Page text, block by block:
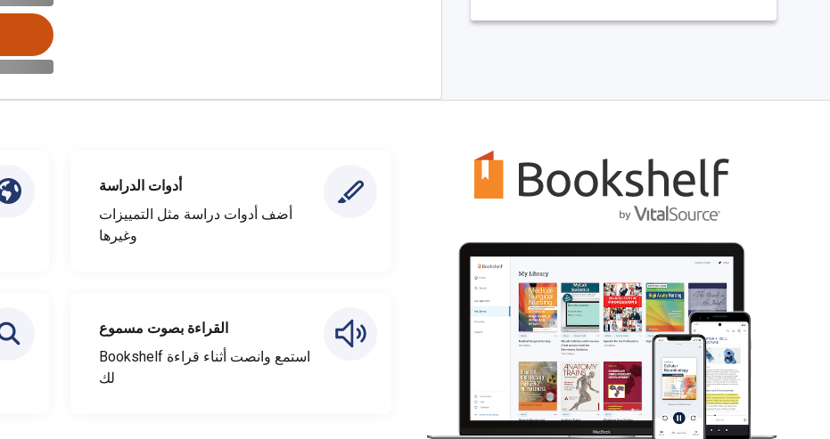
أدوات الدراسة
أضف أدوات دراسة مثل التمييزات
وغيرها
القراءة بصوت مسموع
استمع وانصت أثناء قراءة Bookshelf
لك